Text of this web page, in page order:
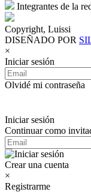
Integrantes de la
Copyright, Luissi
DISEÑADO POR
×
Iniciar sesión
Olvidé mi contraseña
Iniciar sesión
Continuar como
Crear una cuenta
×
Registrarme